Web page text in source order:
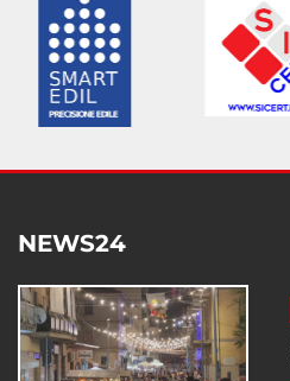
NEWS24